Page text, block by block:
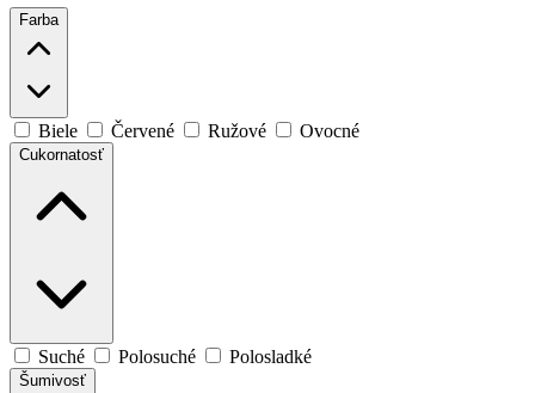
Farba
Biele Červené Ružové Ovocné
Cukornatosť
Suché Polosuché Polosladké
Šumivosť